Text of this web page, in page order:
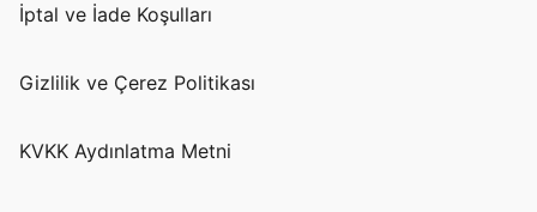
İptal ve İade Koşulları
Gizlilik ve Çerez Politikası
KVKK Aydınlatma Metni